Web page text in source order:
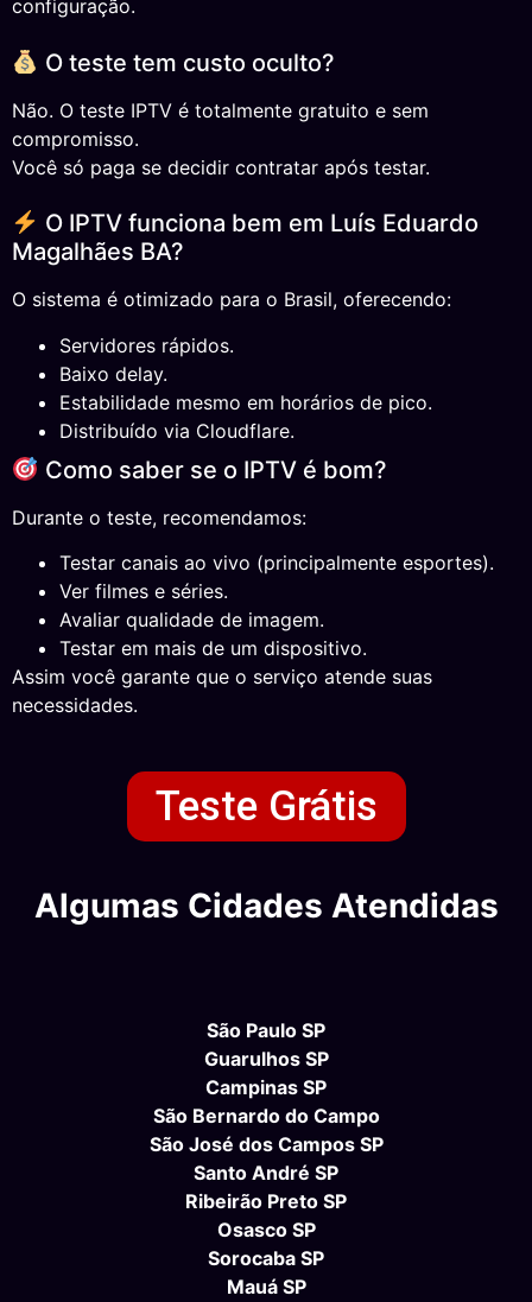
configuração.
O teste tem custo oculto?
Não. O teste IPTV é totalmente gratuito e sem
compromisso.
Você só paga se decidir contratar após testar.
O IPTV funciona bem em Luís Eduardo
Magalhães BA?
O sistema é otimizado para o Brasil, oferecendo:
Servidores rápidos.
Baixo delay.
Estabilidade mesmo em horários de pico.
Distribuído via Cloudflare.
Como saber se o IPTV é bom?
Durante o teste, recomendamos:
Testar canais ao vivo (principalmente esportes).
Ver filmes e séries.
Avaliar qualidade de imagem.
Testar em mais de um dispositivo.
Assim você garante que o serviço atende suas
necessidades.
Teste Grátis
Algumas Cidades Atendidas
São Paulo SP
Guarulhos SP
Campinas SP
São Bernardo do Campo
São José dos Campos SP
Santo André SP
Ribeirão Preto SP
Osasco SP
Sorocaba SP
Mauá SP